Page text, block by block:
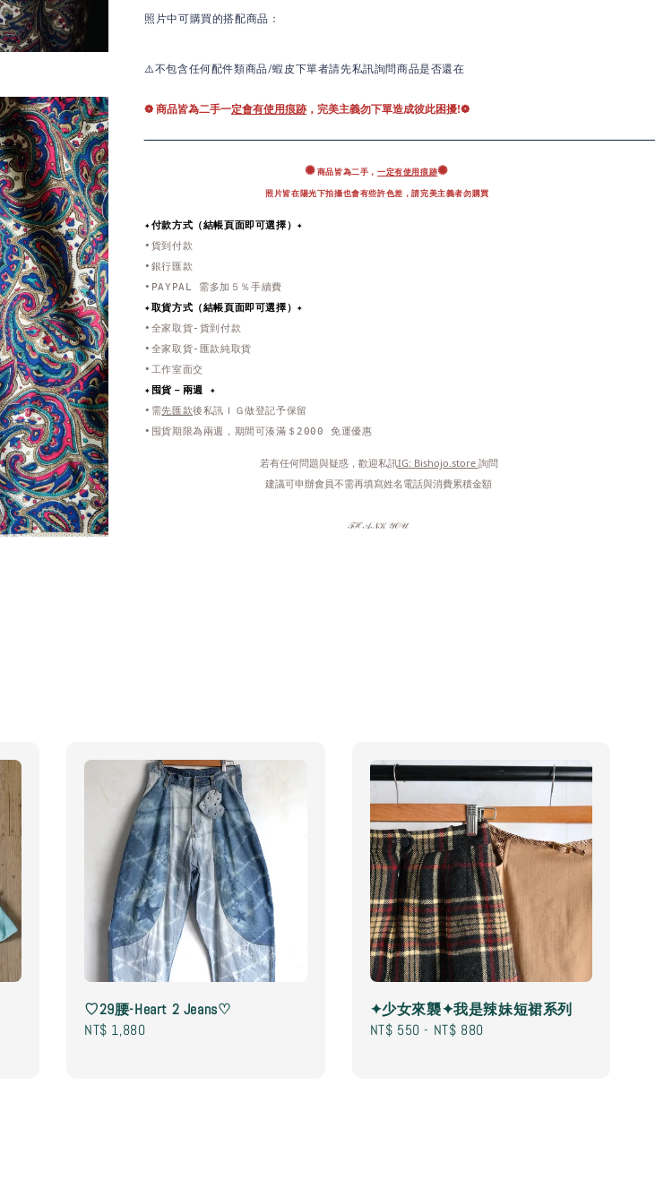
照片中可購買的搭配商品：
⚠️不包含任何配件類商品/蝦皮下單者請先私訊詢問商品是否還在
❁ 商品皆為二手一定會有使用痕跡 ，完美主義勿下單造成彼此困擾!❁
✺ 商品皆為二手，一定有使用痕跡✺
照片皆在陽光下拍攝也會有些許色差，請完美主義者勿購買
✦付款方式（結帳頁面即可選擇）✦
•貨到付款
•銀行匯款
•PAYPAL 需多加５％手續費
✦取貨方式 （結帳頁面即可選擇） ✦
•全家取貨-貨到付款
•全家取貨-匯款純取貨
•工作室面交
✦ 囤貨－兩週 ✦
•需先匯款後私訊ＩＧ做登記予保留
•囤貨期限為兩週，期間可湊滿＄2000 免運優惠
若有任何問題與疑惑，歡迎私訊IG: Bishojo.store 詢問
建議可申辦會員不需再填寫姓名電話與消費累積金額
𝒯ℋ𝒜𝒩𝒦 𝒴𝒪𝒰
♡29腰-Heart 2 Jeans♡
Regular
NT$ 1,880
✦少女來襲✦我是辣妹短裙系列
Regular
NT$ 550 - NT$ 880